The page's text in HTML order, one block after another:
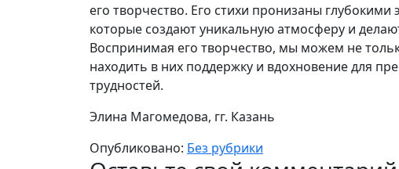
его творчество. Его стихи пронизаны
которые создают уникальную атмосферу и
Воспринимая его творчество, мы можем не
находить в них поддержку и вдохновение для
трудностей.
Элина Магомедова, гг. Казань
Опубликовано: Без рубрики